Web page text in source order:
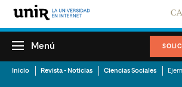
Menú
Inicio Revista - Noticias Ciencias Sociales